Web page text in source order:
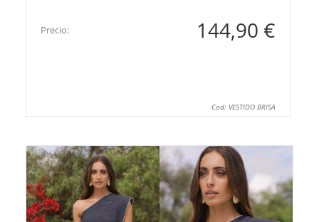
Precio: 144,90 €
Cod: VESTIDO BRISA